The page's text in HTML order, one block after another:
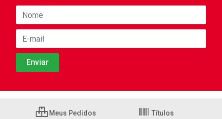
Meus Pedidos Títulos